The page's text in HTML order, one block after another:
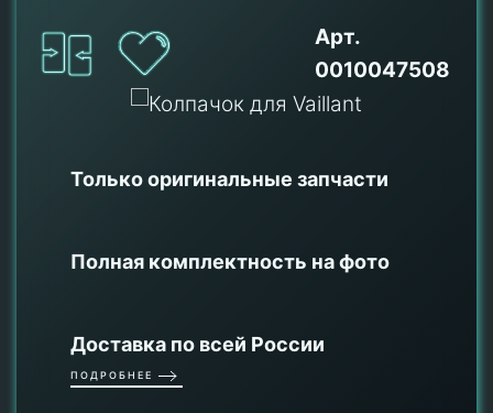
Арт.
0010047508
Только оригинальные запчасти
Полная комплектность на фото
Доставка по всей России
ПОДРОБНЕЕ